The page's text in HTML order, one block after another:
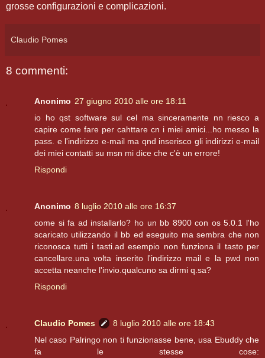
grosse configurazioni e complicazioni.
Claudio Pomes
8 commenti:
Anonimo 27 giugno 2010 alle ore 18:11
io ho qst software sul cel ma sinceramente nn riesco a
capire come fare per cahttare cn i miei amici...ho messo la
pass. e l'indirizzo e-mail ma qnd inserisco gli indirizzi e-mail
dei miei contatti su msn mi dice che c'è un errore!
Rispondi
Anonimo 8 luglio 2010 alle ore 16:37
come si fa ad installarlo? ho un bb 8900 con os 5.0.1 l'ho
scaricato utilizzando il bb ed eseguito ma sembra che non
riconosca tutti i tasti.ad esempio non funziona il tasto per
cancellare.una volta inserito l'indirizzo mail e la pwd non
accetta neanche l'invio.qualcuno sa dirmi q.sa?
Rispondi
Claudio Pomes
8 luglio 2010 alle ore 18:43
Nel caso Palringo non ti funzionasse bene, usa Ebuddy che
fa le stesse cose: